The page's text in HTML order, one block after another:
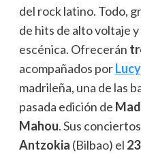
del rock latino. Todo,
de hits de alto voltaje
escénica. Ofrecerán
acompañados porLucy
madrileña, una de las
pasada edición de
Mahou. Sus
Antzokia (Bilbao) el